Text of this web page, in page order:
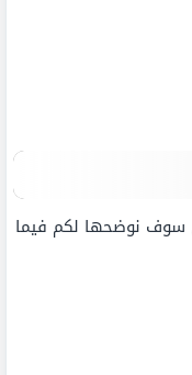
سوف نوضحها لكم فيما